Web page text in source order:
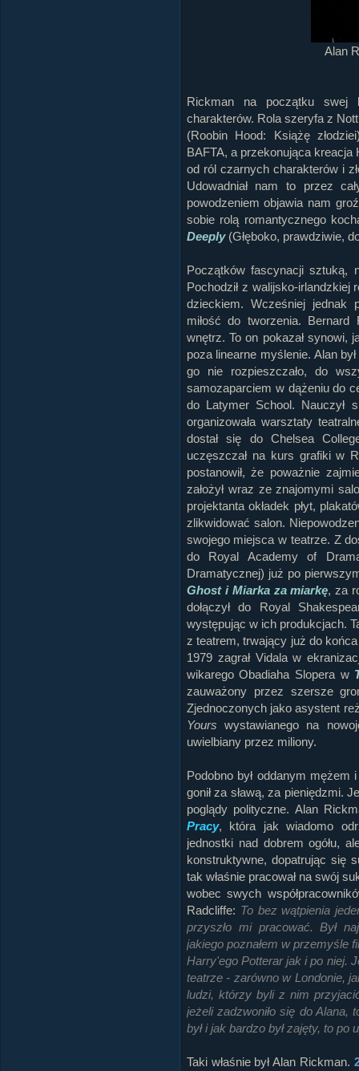
Alan
Rickman na początku swej
charakterów. Rola szeryfa z
(Roobin Hood: Książę
BAFTA, a przekonująca
od ról czarnych charakterów i
Udowadniał nam to przez
powodzeniem objawia nam
sobie rolą romantycznego
Deeply(Głęboko, prawdziwie,
Początków fascynacji
Pochodził z walijsko-irlandzkiej
dzieckiem. Wcześniej jednak
miłość do tworzenia.
wnętrz. To on pokazał synowi,
poza linearne myślenie. Alan
go nie rozpieszczało, do
samozaparciem w dążeniu do
do Latymer School. Nauczył
organizowała warsztaty
dostał się do Chelsea
uczęszczał na kurs grafiki w
postanowił, że poważnie
założył wraz ze znajomymi
projektanta okładek płyt,
zlikwidować salon.
swojego miejsca w teatrze. Z
do Royal Academy of
Dramatycznej) już po
Ghost i Miarka za miarkę, za
dołączył do Royal
występując w ich produkcjach.
z teatrem, trwający już do
1979 zagrał Vidala w
wikarego Obadiaha Slopera w
zauważony przez szersze
Zjednoczonych jako asystent
Yourswystawianego na
uwielbiany przez miliony.
Podobno był oddanym mężem
gonił za sławą, za pieniędzmi.
poglądy polityczne. Alan
Pracy, która jak wiadomo
jednostki nad dobrem ogółu,
konstruktywne, dopatrując się
tak właśnie pracował na swój
wobec swych
Radcliffe: To bez wątpienia
przyszło mi pracować. Był
jakiego poznałem w przemyśle
Harry'ego Potterar jak i po niej.
teatrze - zarówno w Londonie,
ludzi, którzy byli z nim
jeżeli zadzwoniło się do
był i jak bardzo był zajęty, to po
Taki właśnie był Alan Rickman.